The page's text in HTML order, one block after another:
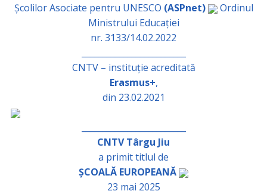
Școlilor Asociate pentru UNESCO (ASPnet)
Ordinul
Ministrului Educației
nr. 3133/14.02.2022
CNTV – instituție acreditată
Erasmus+,
din 23.02.2021
CNTV Târgu Jiu
a primit titlul de
ȘCOALĂ EUROPEANĂ
23 mai 2025